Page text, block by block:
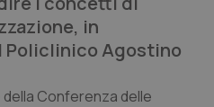
in
Policlinico Agostino
Conferenza delle